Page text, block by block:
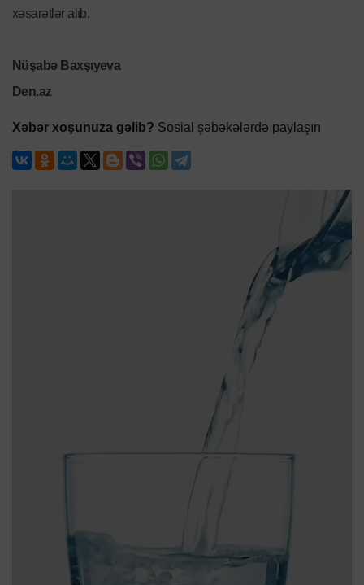
xəsarətlər alıb.
Nüşabə Baxşıyeva
Den.az
Xəbər xoşunuza gəlib? Sosial şəbəkələrdə paylaşın